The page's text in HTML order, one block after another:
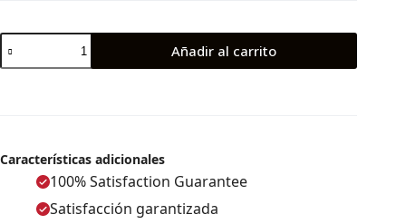
Añadir al carrito
Características adicionales
100% Satisfaction Guarantee
Satisfacción garantizada